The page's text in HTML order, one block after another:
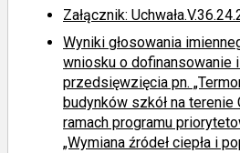
Załącznik:
Wyniki głosowania
wniosku o dofinansowanie
przedsięwzięcia pn.
budynków szkół na terenie
ramach programu
„Wymiana źródeł ciepła i